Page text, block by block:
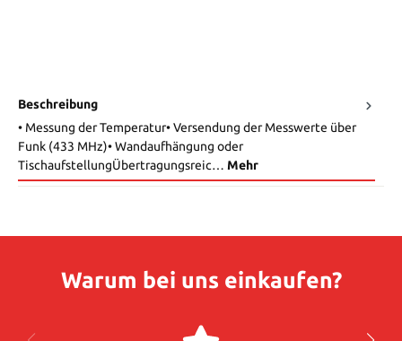
Beschreibung
• Messung der Temperatur• Versendung der Messwerte über
Funk (433 MHz)• Wandaufhängung oder
TischaufstellungÜbertragungsreic… Mehr
Warum bei uns einkaufen?